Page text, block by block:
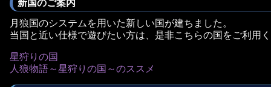
新国のご案内
月狼国のシステムを用いた新しい国が建ちました。
当国と近い仕様で遊びたい方は、是非こちらの国をご利用
星狩りの国
人狼物語～星狩りの国～のススメ